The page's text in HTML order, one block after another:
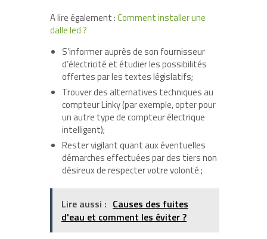
A lire également :Comment installer une
dalle led ?
S’informer auprès de son fournisseur
d’électricité et étudier les possibilités
offertes par les textes législatifs;
Trouver des alternatives techniques au
compteur Linky (par exemple, opter pour
un autre type de compteur électrique
intelligent);
Rester vigilant quant aux éventuelles
démarches effectuées par des tiers non
désireux de respecter votre volonté ;
Lire aussi : Causes des fuites
d'eau et comment les éviter ?